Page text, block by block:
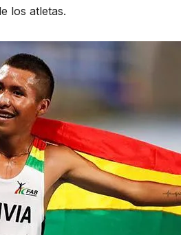
los atletas.